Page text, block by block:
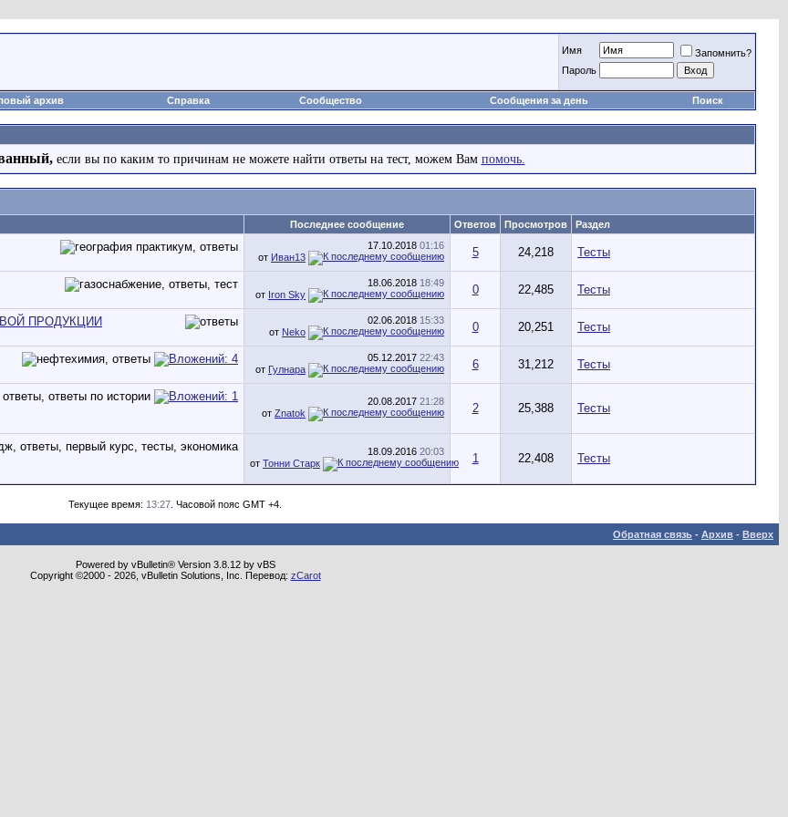
Имя
Запомнить?
Пароль
архив Справка Сообщество Сообщения за день Поиск
если вы по каким то причинам не можете найти ответы на тест, можем Вам помочь.
Последнее сообщение Ответов Просмотров Раздел
17.10.2018 01:16
от Иван13 5 24,218 Тесты
18.06.2018 18:49
от Iron Sky 0 22,485 Тесты
ПРОДУКЦИИ 02.06.2018 15:33
от Neko 0 20,251 Тесты
05.12.2017 22:43
от Гулнара 6 31,212 Тесты
20.08.2017 21:28
от Znatok 2 25,388 Тесты
18.09.2016 20:03
от Тонни Старк 1 22,408 Тесты
Текущее время: 13:27 . Часовой пояс GMT +4.
Обратная связь - Архив - Вверх
Powered by vBulletin® Version 3.8.12 by vBS
Copyright ©2000 - 2026, vBulletin Solutions, Inc. Перевод: zCarot